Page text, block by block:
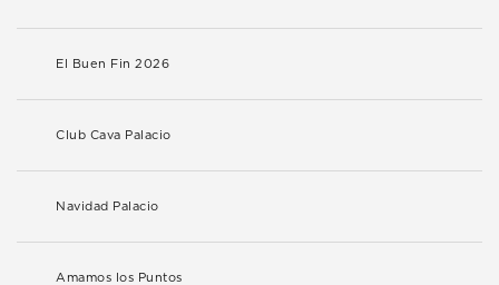
El Buen Fin 2026
Club Cava Palacio
Navidad Palacio
Amamos los Puntos